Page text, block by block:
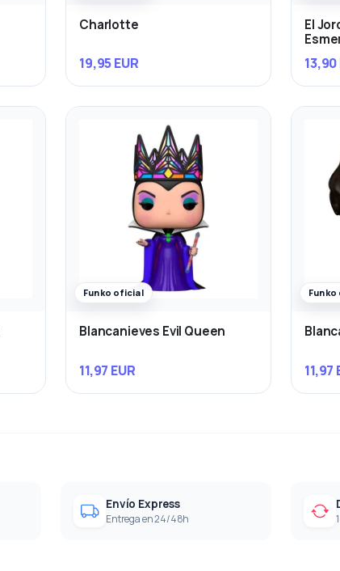
Charlotte
19,95 EUR
El
13,90
Funko oficial
Blancanieves Evil Queen
11,97 EUR 11,97
Envío Express
Entrega en 24/48h